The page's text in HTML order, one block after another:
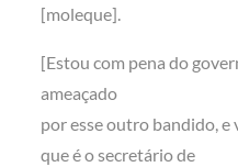
[moleque].
[Estou com pena do
ameaçado
por esse outro bandido,
que é o secretário de